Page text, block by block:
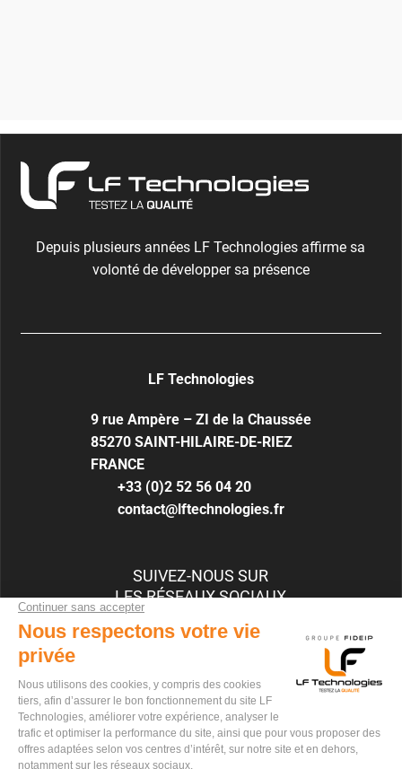
Depuis plusieurs années LF Technologies affirme sa
volonté de développer sa présence
LF Technologies
9 rue Ampère – ZI de la Chaussée
85270 SAINT-HILAIRE-DE-RIEZ
FRANCE
+33 (0)2 52 56 04 20
contact@lftechnologies.fr
SUIVEZ-NOUS SUR
LES RÉSEAUX SOCIAUX
RECRUTEMENT